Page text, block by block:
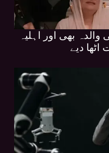
بھی اور اہلیہ
اٹھا دیے